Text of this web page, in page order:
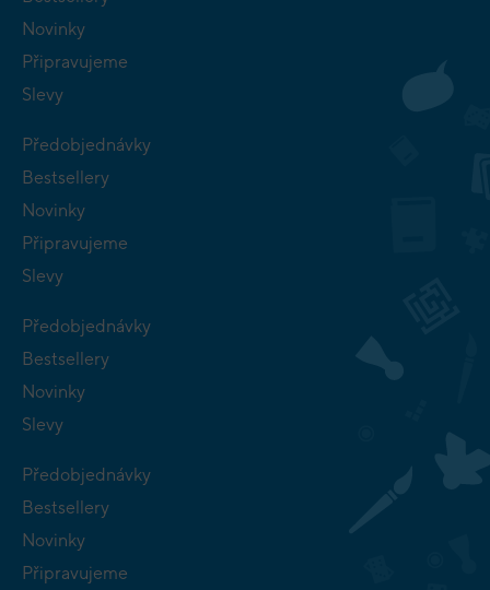
Novinky
Připravujeme
Slevy
Předobjednávky
Bestsellery
Novinky
Připravujeme
Slevy
Předobjednávky
Bestsellery
Novinky
Slevy
Předobjednávky
Bestsellery
Novinky
Připravujeme